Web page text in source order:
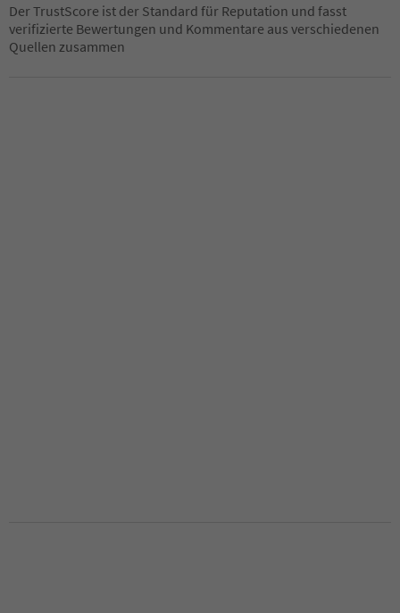
Der TrustScore ist der Standard für Reputation und fasst
verifizierte Bewertungen und Kommentare aus verschiedenen
Quellen zusammen